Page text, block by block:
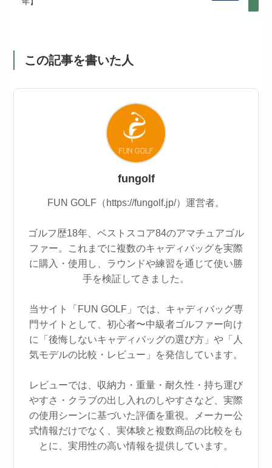
この記事を書いた人
fungolf
FUN GOLF（https://fungolf.jp/）運営者。
ゴルフ歴18年、ベストスコア84のアマチュアゴル
ファー。これまでに複数のキャディバッグを実際
に購入・使用し、ラウンドや練習を通じて使い勝
手を検証してきました。
当サイト「FUN GOLF」では、キャディバッグ専
門サイトとして、初心者〜中級者ゴルファー向け
に「後悔しないキャディバッグの選び方」や「人
気モデルの比較・レビュー」を発信しています。
レビューでは、収納力・重量・耐久性・持ち運び
やすさ・クラブの出し入れのしやすさなど、実際
の使用シーンに基づいた評価を重視。メーカー公
式情報だけでなく、実体験と複数商品の比較をも
とに、実用性の高い情報を提供しています。